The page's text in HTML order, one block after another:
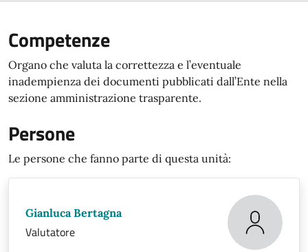
Competenze
Organo che valuta la correttezza e l’eventuale
inadempienza dei documenti pubblicati dall’Ente nella
sezione amministrazione trasparente.
Persone
Le persone che fanno parte di questa unità:
Gianluca Bertagna
Valutatore